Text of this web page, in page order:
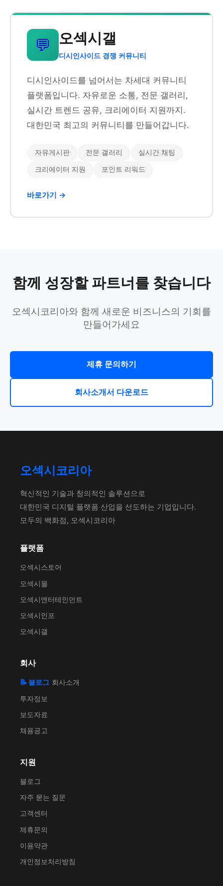
💬 오섹시갤
디시인사이드 경쟁 커뮤니티
디시인사이드를 넘어서는 차세대 커뮤니티
플랫폼입니다. 자유로운 소통, 전문 갤러리,
실시간 트렌드 공유, 크리에이터 지원까지.
대한민국 최고의 커뮤니티를 만들어갑니다.
자유게시판 전문 갤러리 실시간 채팅
크리에이터 지원 포인트 리워드
바로가기 →
함께 성장할 파트너를 찾습니다
오섹시코리아와 함께 새로운 비즈니스의 기회를
만들어가세요
제휴 문의하기
회사소개서 다운로드
오섹시코리아
혁신적인 기술과 창의적인 솔루션으로
대한민국 디지털 플랫폼 산업을 선도하는 기업입니다.
모두의 백화점, 오섹시코리아
플랫폼
오섹시스토어
오섹시몰
오섹시엔터테인먼트
오섹시인포
오섹시갤
회사
📝 블로그 회사소개
투자정보
보도자료
채용공고
지원
블로그
자주 묻는 질문
고객센터
제휴문의
이용약관
개인정보처리방침